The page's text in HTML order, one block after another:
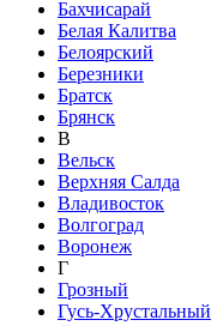
Бахчисарай
Белая Калитва
Белоярский
Березники
Братск
Брянск
В
Вельск
Верхняя Салда
Владивосток
Волгоград
Воронеж
Г
Грозный
Гусь-Хрустальный